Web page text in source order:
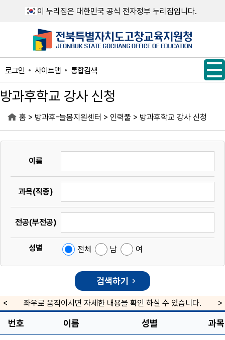
이 누리집은 대한민국 공식 전자정부 누리집입니다.
로그인 사이트맵 통합검색
방과후학교 강사 신청
홈 > 방과후-늘봄지원센터 > 인력풀 > 방과후학교 강사 신청
이름
과목(직종)
전공(부전공)
성별 전체 남 여
좌우로 움직이시면 자세한 내용을 확인 하실 수 있습니다.
번호 이름 성별 과